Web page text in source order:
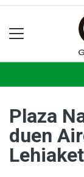
Plaza
duen